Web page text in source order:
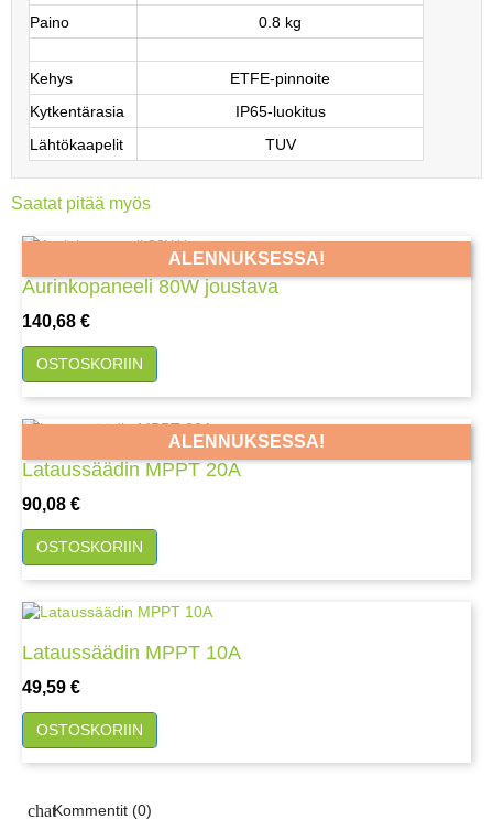
Paino
0.8 kg
Kehys
ETFE-pinnoite
Kytkentärasia
IP65-luokitus
Lähtökaapelit
TUV
Saatat pitää myös
Aurinkopaneeli 80W joustava
Hinta
140,68 €
ALENNUKSESSA!
OSTOSKORIIN
Lataussäädin MPPT 20A
Hinta
90,08 €
ALENNUKSESSA!
OSTOSKORIIN
Lataussäädin MPPT 10A
Hinta
49,59 €
OSTOSKORIIN
Kommentit (0)